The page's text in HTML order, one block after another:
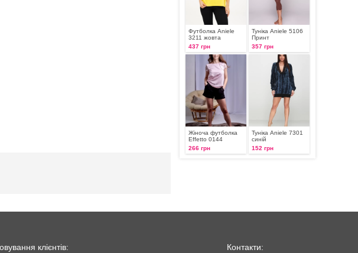
Футболка Aniele
3211 жовта
437 грн
Туніка Aniele 5106
Принт
357 грн
Жіноча футболка
Effetto 0144
266 грн
Туніка Aniele 7301
синій
152 грн
клієнтів: Контакти: